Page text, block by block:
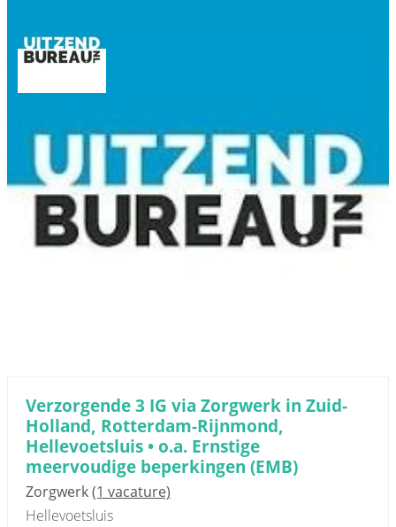
Verzorgende 3 IG via Zorgwerk in Zuid-
Holland, Rotterdam-Rijnmond,
Hellevoetsluis • o.a. Ernstige
meervoudige beperkingen (EMB)
Zorgwerk(1 vacature)
Hellevoetsluis